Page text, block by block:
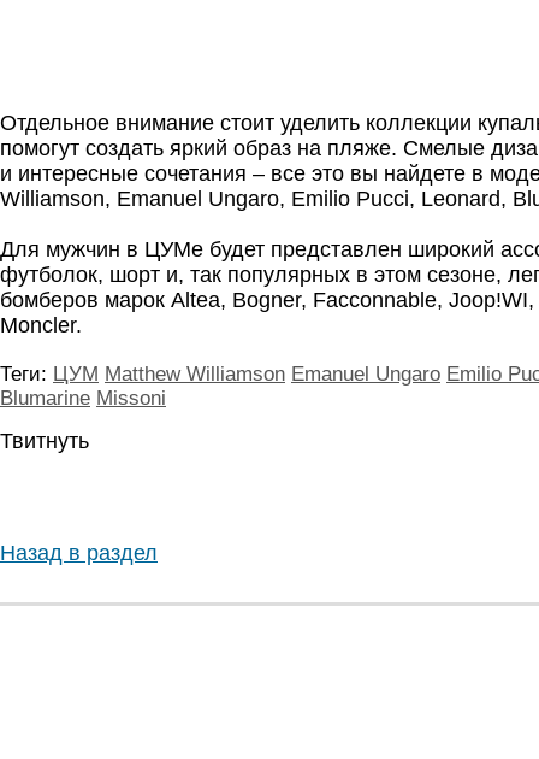
Отдельное внимание стоит уделить коллекции
помогут создать яркий образ на пляже. Смелые
и интересные сочетания – все это вы найдете в
Williamson, Emanuel Ungaro, Emilio Pucci, Leonard,
Для мужчин в ЦУМе будет представлен широкий
футболок, шорт и, так популярных в этом сезоне,
бомберов марок Altea, Bogner, Facconnable,
Moncler.
Теги: ЦУМ Matthew Williamson Emanuel Ungaro Emilio
Blumarine Missoni
Твитнуть
Назад в раздел